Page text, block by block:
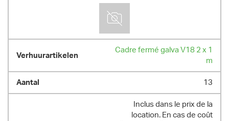
Cadre fermé galva V18 2 x 1
m
13
Inclus dans le prix de la
location. En cas de coût